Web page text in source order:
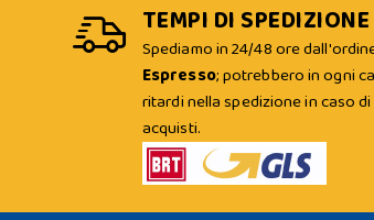
TEMPI DI SPEDIZIONE
Spediamo in 24/48 ore
Espresso; potrebbero in ogni
ritardi nella spedizione in caso
acquisti.